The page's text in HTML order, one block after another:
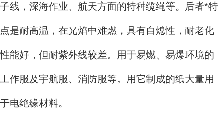
子线，深海作业、航天方面的特种缆绳等。后者*特
点是耐高温，在光焰中难燃，具有自熄性，耐老化
性能好，但耐紫外线较差。用于易燃、易爆环境的
工作服及宇航服、消防服等。用它制成的纸大量用
于电绝缘材料。